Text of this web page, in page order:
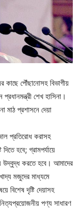
কাছে পৌঁছানোসহ বিভাগীয়
শেখ হাসিনা।
মাঠ প্রশাসনে দেয়া
প্রতিরোধ করাসহ
হবে; গ্রামপর্যায়ে
উদ্বুদ্ধ করতে হবে। আমাদের
মজুদের মাধ্যমে
বিশেষ দৃষ্টি দেয়াসহ
পণ্য সাধারণ